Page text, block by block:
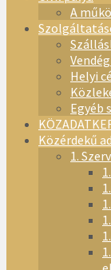
A
Helyi
Egyéb
Közérdekű
1.